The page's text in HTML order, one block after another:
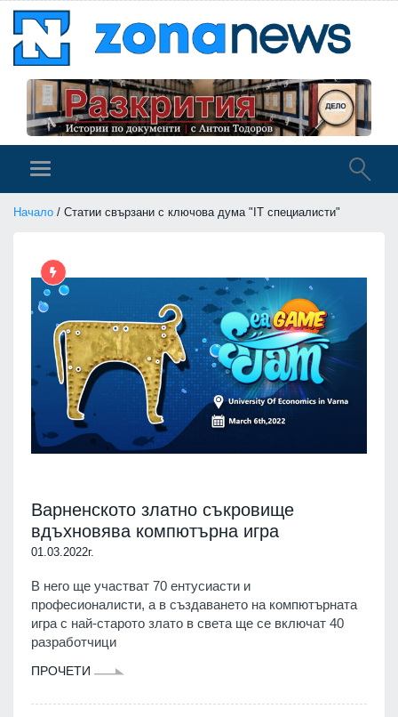
Начало / Статии свързани с ключова дума "IT специалисти"
Варненското златно съкровище
вдъхновява компютърна игра
01.03.2022г.
В него ще участват 70 ентусиасти и
професионалисти, а в създаването на компютърната
игра с най-старото злато в света ще се включат 40
разработчици
ПРОЧЕТИ